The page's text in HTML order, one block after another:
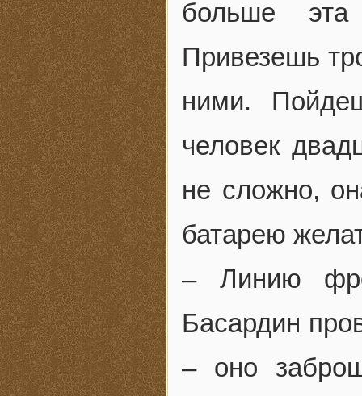
больше
Привезешь
ними.
человек
не сложно,
батарею
– Линию
Басардин
– оно